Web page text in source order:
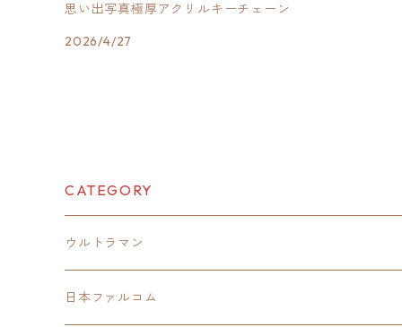
思い出写真極厚アクリルキーチェーン
2026/4/27
CATEGORY
ウルトラマン
モバイルバッテリー
日本ファルコム